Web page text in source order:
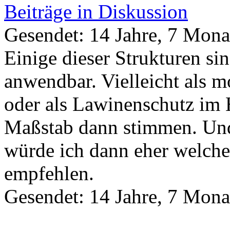
Beiträge in Diskussion
Gesendet: 14 Jahre, 7
Einige dieser Strukturen
anwendbar. Vielleicht als
oder als Lawinenschutz im
Maßstab dann stimmen.
würde ich dann eher
empfehlen.
Gesendet: 14 Jahre, 7